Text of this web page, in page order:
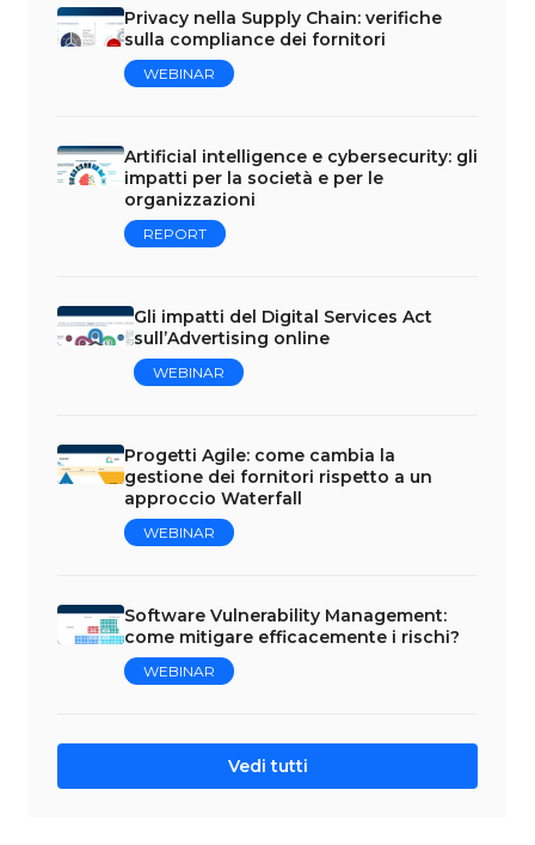
Privacy nella Supply Chain: verifiche
sulla compliance dei fornitori
WEBINAR
Artificial intelligence e cybersecurity: gli
impatti per la società e per le
organizzazioni
REPORT
Gli impatti del Digital Services Act
sull’Advertising online
WEBINAR
Progetti Agile: come cambia la
gestione dei fornitori rispetto a un
approccio Waterfall
WEBINAR
Software Vulnerability Management:
come mitigare efficacemente i rischi?
WEBINAR
Vedi tutti